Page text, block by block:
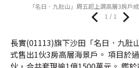
「名日．九肚山」周五起上調高層3房戶
1 / 1
長實(01113)旗下沙田「名日．九肚
式售出1伙3房高層海景戶。 項目於